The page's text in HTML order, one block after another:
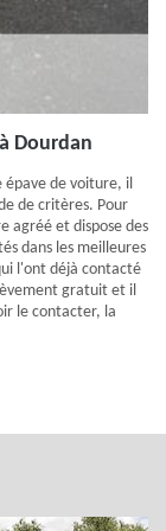
Dourdan
épave de voiture, il
de critères. Pour
agréé et dispose des
dans les meilleures
l'ont déjà contacté
gratuit et il
le contacter, la